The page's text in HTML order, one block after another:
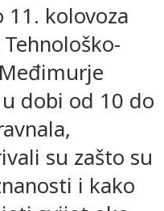
11. kolovoza
dobi od 10 do
su zašto su
i kako